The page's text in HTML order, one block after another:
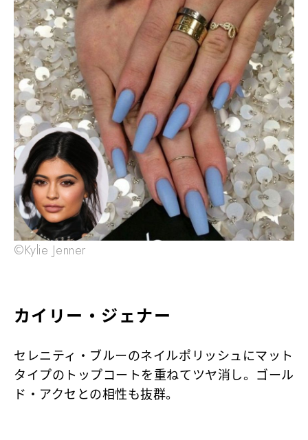
©Kylie Jenner
カイリー・ジェナー
セレニティ・ブルーのネイルポリッシュにマット
タイプのトップコートを重ねてツヤ消し。ゴール
ド・アクセとの相性も抜群。